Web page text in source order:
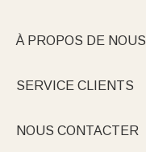
À PROPOS DE NOUS
SERVICE CLIENTS
NOUS CONTACTER